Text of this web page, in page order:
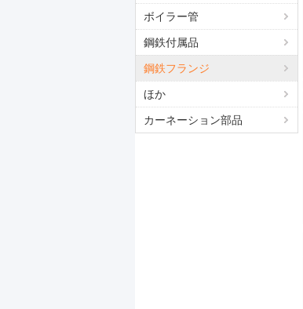
ボイラー管
鋼鉄付属品
鋼鉄フランジ
ほか
カーネーション部品